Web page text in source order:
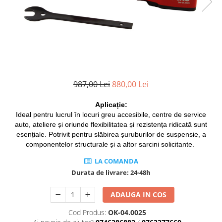
Dispozitive de sablat & accesorii
Dulapuri pentru scule
Module scule
Echipamente De Sudura
Magneti fixare sudura
Sudura In Puncte
Tubulare de impact 3/4
Tubulare 1/2
987,00 Lei880,00 Lei
Aplicație:
Ideal pentru lucrul în locuri greu accesibile, centre de service
auto, ateliere și oriunde flexibilitatea și rezistența ridicată sunt
esențiale. Potrivit pentru slăbirea șuruburilor de suspensie, a
componentelor structurale și a altor sarcini solicitante.
LA COMANDA
Durata de livrare: 24-48h
ADAUGA IN COS
Cod Produs: OK-04.0025